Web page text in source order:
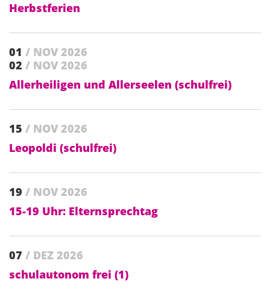
Herbstferien
01 / NOV 2026
02 / NOV 2026
Allerheiligen und Allerseelen (schulfrei)
15 / NOV 2026
Leopoldi (schulfrei)
19 / NOV 2026
15-19 Uhr: Elternsprechtag
07 / DEZ 2026
schulautonom frei (1)